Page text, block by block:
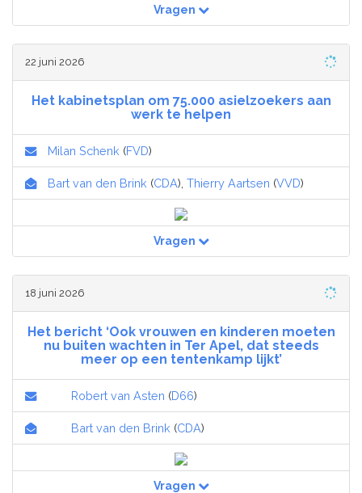
Vragen
22 juni 2026
Het kabinetsplan om 75.000 asielzoekers aan
werk te helpen
Milan Schenk (FVD)
Bart van den Brink (CDA), Thierry Aartsen (VVD)
Vragen
18 juni 2026
Het bericht ‘Ook vrouwen en kinderen moeten
nu buiten wachten in Ter Apel, dat steeds
meer op een tentenkamp lijkt’
Robert van Asten (D66)
Bart van den Brink (CDA)
Vragen